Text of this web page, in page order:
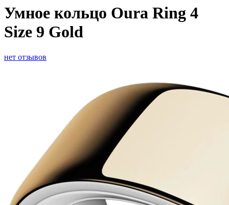
Умное кольцо Oura Ring 4
Size 9 Gold
нет отзывов